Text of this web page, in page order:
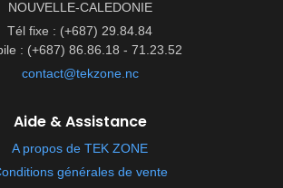
NOUVELLE-CALEDONIE
Tél fixe : (+687) 29.84.84
: (+687) 86.86.18 - 71.23.52
contact@tekzone.nc
Aide & Assistance
A propos de TEK ZONE
générales de vente